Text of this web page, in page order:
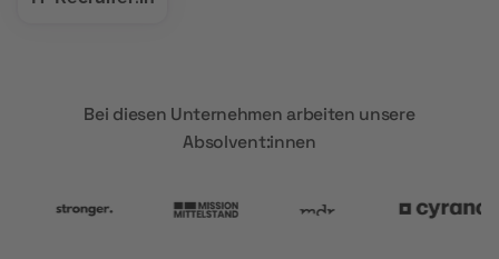
Bei diesen Unternehmen arbeiten unsere
Absolvent:innen